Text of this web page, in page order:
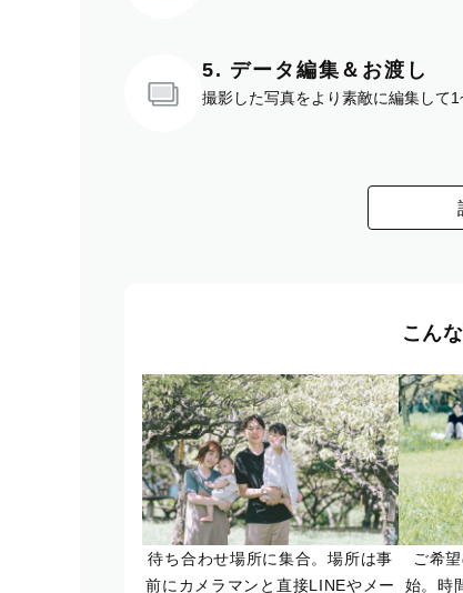
5. データ編集＆お渡し
撮影した写真をより素敵に編集して
こん
待ち合わせ場所に集合。場所は事
前にカメラマンと直接LINEやメー
ご希
始。時